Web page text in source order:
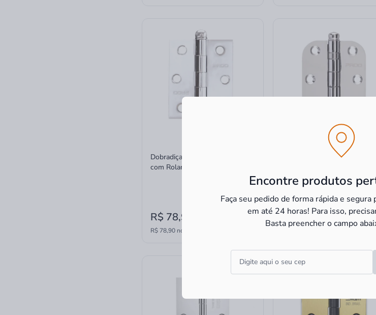
Encontre produtos
Faça seu pedido de forma rápida e
em até 24 horas! Para isso,
Basta preencher o campo
Dobradiça Aço Carbono 3x2.1/2"
com Rolamento SM 3025 R Acr
R$ 78,90
R$ 78,90 no PIX
Dobradiça Aço Carbono
R$ 74,90 à vista